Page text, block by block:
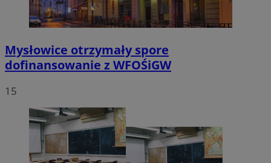
Mysłowice otrzymały spore
dofinansowanie z WFOŚiGW
15